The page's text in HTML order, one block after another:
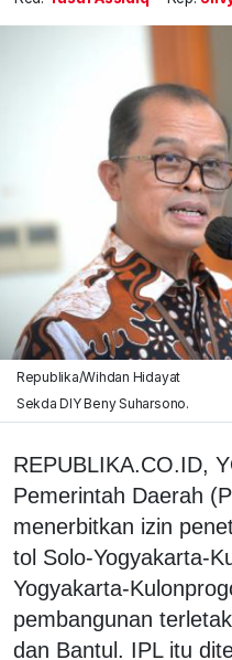
Republika/Wihdan Hidayat
Sekda DIY Beny Suharsono.
REPUBLIKA.CO.ID,
Pemerintah Daerah
menerbitkan izin
tol Solo-Yogyakarta-
Yogyakarta-
pembangunan
dan Bantul. IPL itu